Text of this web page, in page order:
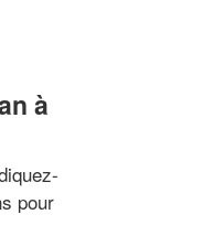
à
pour